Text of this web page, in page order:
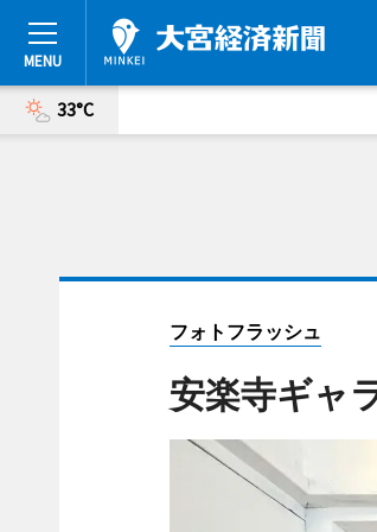
33°C
フォトフラッシュ
安楽寺ギャ